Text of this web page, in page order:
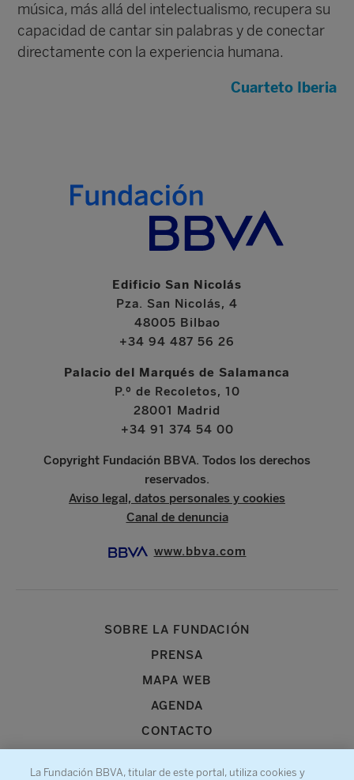
música, más allá del intelectualismo, recupera su
capacidad de cantar sin palabras y de conectar
directamente con la experiencia humana.
Cuarteto Iberia
Edificio San Nicolás
Pza. San Nicolás, 4
48005 Bilbao
+34 94 487 56 26
Palacio del Marqués de Salamanca
P.º de Recoletos, 10
28001 Madrid
+34 91 374 54 00
Copyright Fundación BBVA. Todos los derechos
reservados.
Aviso legal, datos personales y cookies
Canal de denuncia
www.bbva.com
SOBRE LA FUNDACIÓN
PRENSA
MAPA WEB
AGENDA
CONTACTO
La Fundación BBVA, titular de este portal, utiliza cookies y